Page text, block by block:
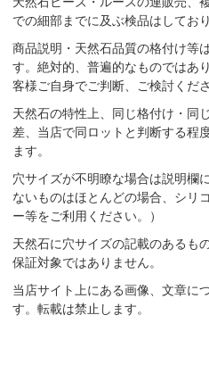
での細部までに及ぶ検品はしてお
商品説明・天然石品質の格付け等
す。絶対的、普遍的なものではあ
客様ご自身でご判断、ご検討くださ
天然石の特性上、同じ格付け・同
差、当店で同ロットと判断する程
ます。
穴サイズが不明瞭な場合は説明欄
ないものはほとんどの場合、シリ
ー等をご利用ください。）
天然石に穴サイズの記載のあるも
保証対象ではありません。
当店サイト上にある画像、文章に
す。転載は禁止します。